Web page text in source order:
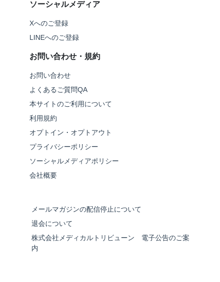
ソーシャルメディア
Xへのご登録
LINEへのご登録
お問い合わせ・規約
お問い合わせ
よくあるご質問QA
本サイトのご利用について
利用規約
オプトイン・オプトアウト
プライバシーポリシー
ソーシャルメディアポリシー
会社概要
メールマガジンの配信停止について
退会について
株式会社メディカルトリビューン 電子公告のご案
内